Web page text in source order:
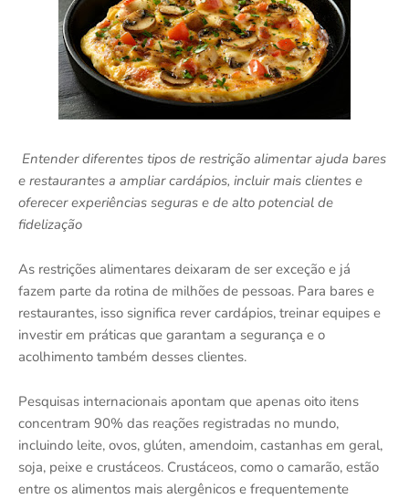
Entender diferentes tipos de restrição alimentar ajuda bares
e restaurantes a ampliar cardápios, incluir mais clientes e
oferecer experiências seguras e de alto potencial de
fidelização
As restrições alimentares deixaram de ser exceção e já
fazem parte da rotina de milhões de pessoas. Para bares e
restaurantes, isso significa rever cardápios, treinar equipes e
investir em práticas que garantam a segurança e o
acolhimento também desses clientes.
Pesquisas internacionais apontam que apenas oito itens
concentram 90% das reações registradas no mundo,
incluindo leite, ovos, glúten, amendoim, castanhas em geral,
soja, peixe e crustáceos. Crustáceos, como o camarão, estão
entre os alimentos mais alergênicos e frequentemente